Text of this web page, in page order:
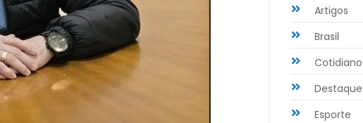
Artigos
Brasil
Cotidiano
Destaque
Esporte